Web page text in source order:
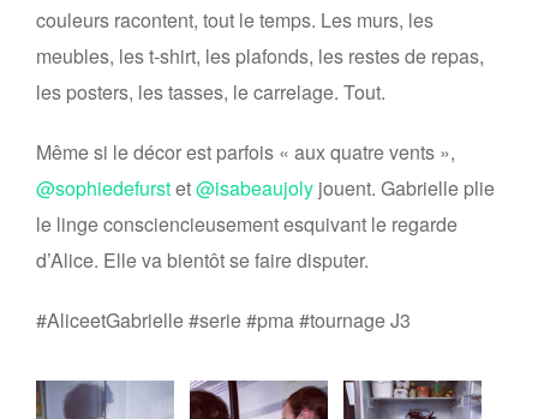
couleurs racontent, tout le temps. Les murs, les
meubles, les t-shirt, les plafonds, les restes de repas,
les posters, les tasses, le carrelage. Tout.
Même si le décor est parfois « aux quatre vents »,
@sophiedefurstet@isabeaujoly jouent. Gabrielle plie
le linge consciencieusement esquivant le regarde
d’Alice. Elle va bientôt se faire disputer.
#AliceetGabrielle #serie #pma #tournage J3